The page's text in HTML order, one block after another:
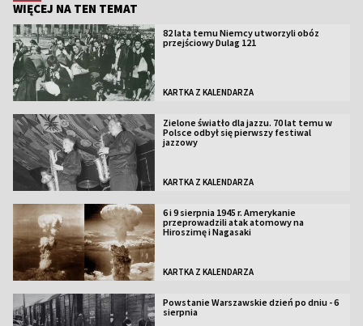
WIĘCEJ NA TEN TEMAT
82 lata temu Niemcy utworzyli obóz
przejściowy Dulag 121
KARTKA Z KALENDARZA
Zielone światło dla jazzu. 70 lat temu w
Polsce odbył się pierwszy festiwal
jazzowy
KARTKA Z KALENDARZA
6 i 9 sierpnia 1945 r. Amerykanie
przeprowadzili atak atomowy na
Hiroszimę i Nagasaki
KARTKA Z KALENDARZA
Powstanie Warszawskie dzień po dniu - 6
sierpnia